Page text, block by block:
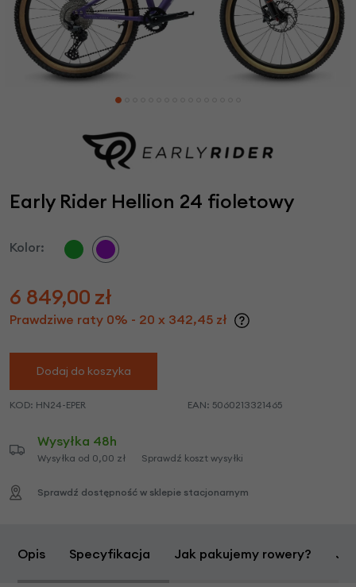
Early Rider Hellion 24 fioletowy
Kolor:
6 849,00 zł
Prawdziwe raty 0% - 20 x 342,45 zł
Dodaj do koszyka
KOD: HN24-EPER EAN: 5060213321465
Wysyłka 48h
Wysyłka od 0,00 zł Sprawdź koszt wysyłki
Sprawdź dostępność w sklepie stacjonarnym
Opis Specyfikacja Jak pakujemy rowery?